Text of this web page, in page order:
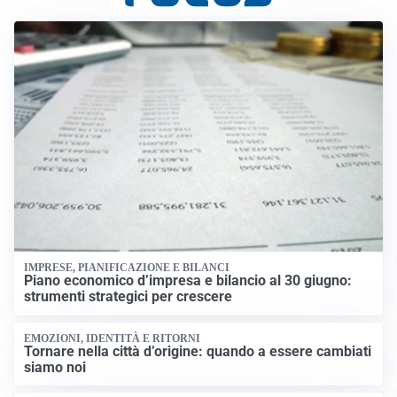
IMPRESE, PIANIFICAZIONE E BILANCI
Piano economico d’impresa e bilancio al 30 giugno:
strumenti strategici per crescere
EMOZIONI, IDENTITÀ E RITORNI
Tornare nella città d’origine: quando a essere cambiati
siamo noi